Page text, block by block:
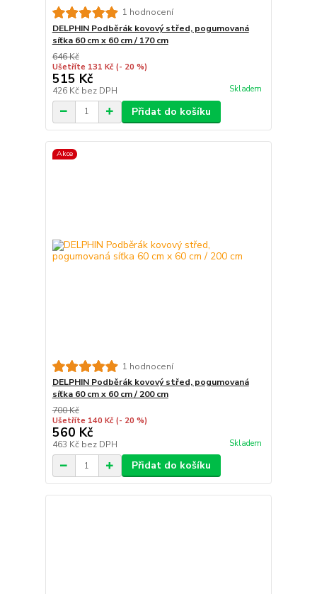
1 hodnocení
DELPHIN Podběrák kovový střed, pogumovaná
síťka 60 cm x 60 cm / 170 cm
646 Kč
Ušetříte 131 Kč (- 20 %)
515 Kč
426 Kč bez DPH Skladem
Přidat do košíku
Akce
1 hodnocení
DELPHIN Podběrák kovový střed, pogumovaná
síťka 60 cm x 60 cm / 200 cm
700 Kč
Ušetříte 140 Kč (- 20 %)
560 Kč
463 Kč bez DPH Skladem
Přidat do košíku